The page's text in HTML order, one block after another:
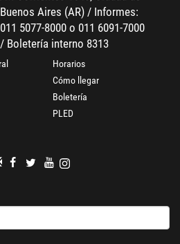
Buenos Aires (AR) / Informes:
011 5077-8000 o 011 6091-7000
/ Boletería interno 8313
Horarios
Cómo llegar
Boletería
PLED